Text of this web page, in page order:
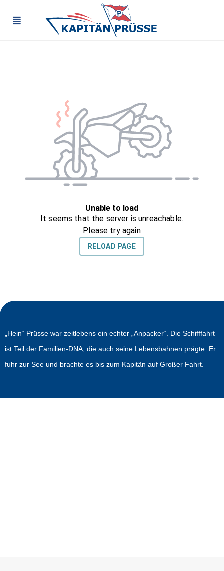
„Hein“ Prüsse war zeitlebens ein echter „Anpacker“. Die Schifffahrt
ist Teil der Familien-DNA, die auch seine Lebensbahnen prägte. Er
fuhr zur See und brachte es bis zum Kapitän auf Großer Fahrt.